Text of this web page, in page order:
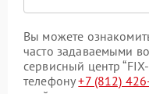
Вы можете
часто задаваемыми
сервисный центр
телефону+7 (812)